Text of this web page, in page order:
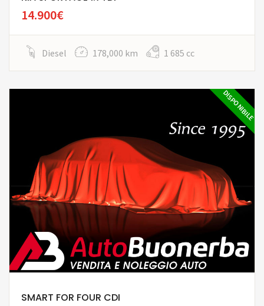
14.900€
Diesel 178,000 km 1 685 cc
DISPONIBILE
SMART FOR FOUR CDI